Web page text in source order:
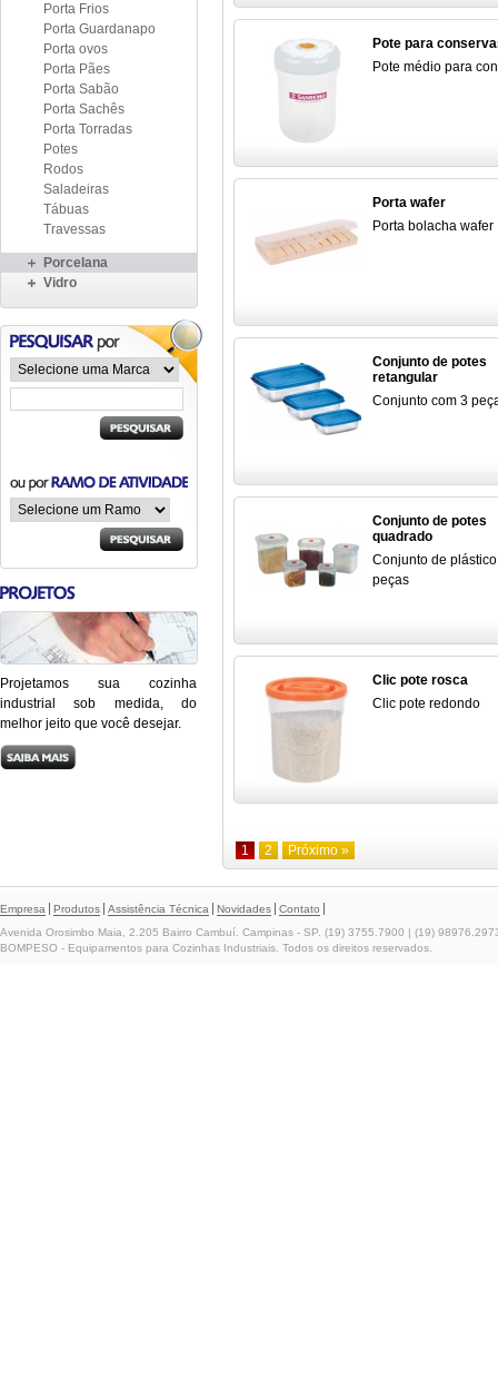
Porta Frios
Porta Guardanapo
Porta ovos
Porta Pães
Porta Sabão
Porta Sachês
Porta Torradas
Potes
Rodos
Saladeiras
Tábuas
Travessas
Porcelana
Vidro
Projetamos sua cozinha
industrial sob medida, do
melhor jeito que você desejar.
Pote para
Pote médio para
Porta wafer
Porta bolacha wafer
Conjunto de potes
retangular
Conjunto com 3
Conjunto de potes
quadrado
Conjunto de
peças
Clic pote rosca
Clic pote redondo
1 2 Próximo »
Empresa Produtos Assistência Técnica Novidades
Contato
Avenida Orosimbo Maia, 2.205 Bairro Cambuí. Campinas - SP. (19) 3755.7900 | (19)
BOMPESO - Equipamentos para Cozinhas Industriais. Todos os direitos reservados.